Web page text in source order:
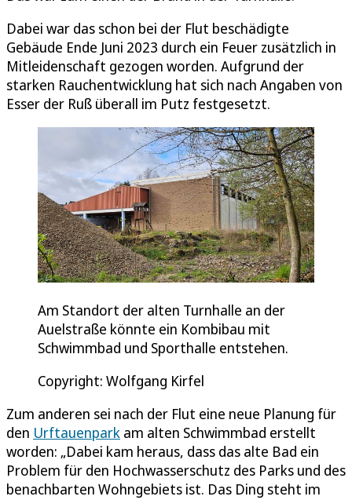
Dabei war das schon bei der Flut beschädigte
Gebäude Ende Juni 2023 durch ein Feuer zusätzlich in
Mitleidenschaft gezogen worden. Aufgrund der
starken Rauchentwicklung hat sich nach Angaben von
Esser der Ruß überall im Putz festgesetzt.
Am Standort der alten Turnhalle an der
Auelstraße könnte ein Kombibau mit
Schwimmbad und Sporthalle entstehen.
Copyright: Wolfgang Kirfel
Zum anderen sei nach der Flut eine neue Planung für
den Urftauenpark am alten Schwimmbad erstellt
worden: „Dabei kam heraus, dass das alte Bad ein
Problem für den Hochwasserschutz des Parks und des
benachbarten Wohngebiets ist. Das Ding steht im